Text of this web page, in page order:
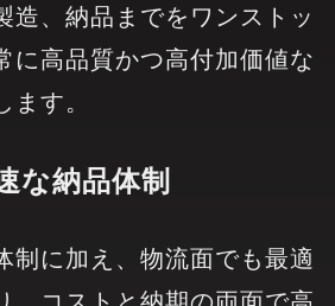
造、納品までをワンストッ
に高品質かつ高付加価値な
す。
な納品体制
制に加え、物流面でも最適